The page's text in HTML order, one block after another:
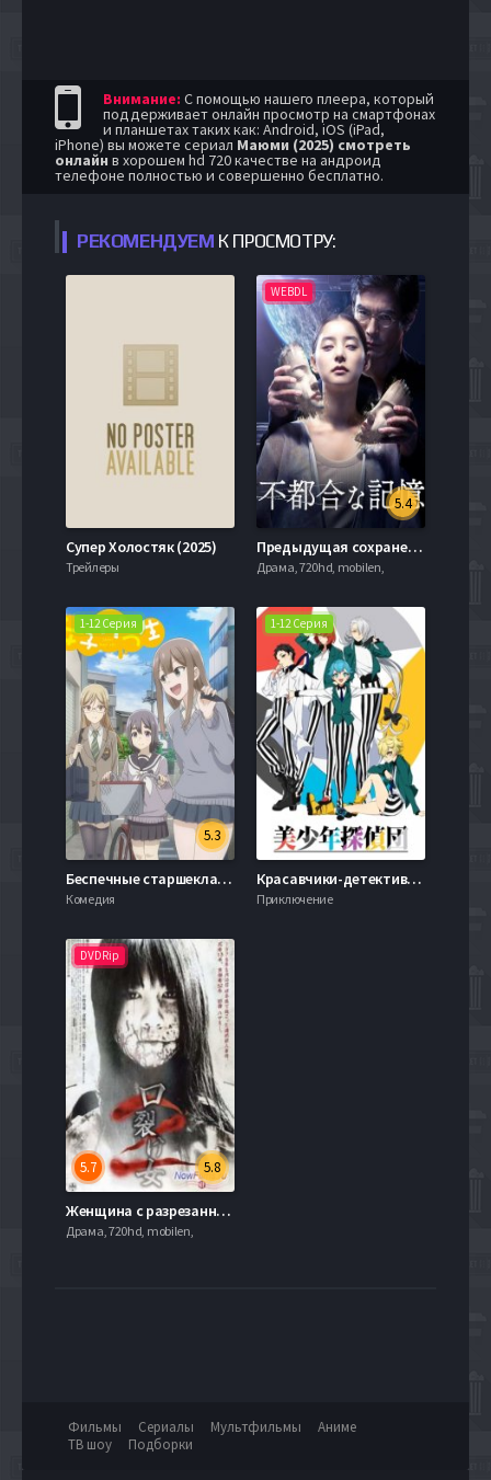
Внимание: С помощью нашего плеера, который
поддерживает онлайн просмотр на смартфонах
и планшетах таких как: Android, iOS (iPad,
iPhone) вы можете сериал Маюми (2025) смотреть
онлайн в хорошем hd 720 качестве на андроид
телефоне полностью и совершенно бесплатно.
РЕКОМЕНДУЕМ К ПРОСМОТРУ:
Супер Холостяк (2025)
Трейлеры
WEBDL
5.4
Предыдущая сохраненная версия (2024)
Драма, 720hd, mobilen,
1-12 Серия
5.3
Беспечные старшеклассницы (2019)
Комедия
1-12 Серия
Красавчики-детективы (2021)
Приключение
DVDRip
5.8
5.7
Женщина с разрезанным ртом 2 (2008)
Драма, 720hd, mobilen,
Фильмы Сериалы Мультфильмы
Аниме
ТВ шоу
Подборки